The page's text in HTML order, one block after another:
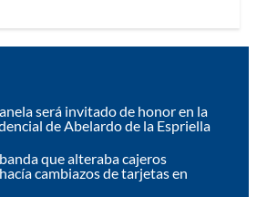
será invitado de honor en la
de Abelardo de la Espriella
que alteraba cajeros
cambiazos de tarjetas en